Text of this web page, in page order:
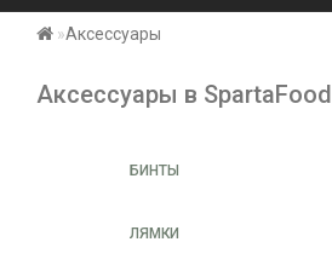
Аксессуары
Аксессуары в SpartaFood
БИНТЫ
ЛЯМКИ